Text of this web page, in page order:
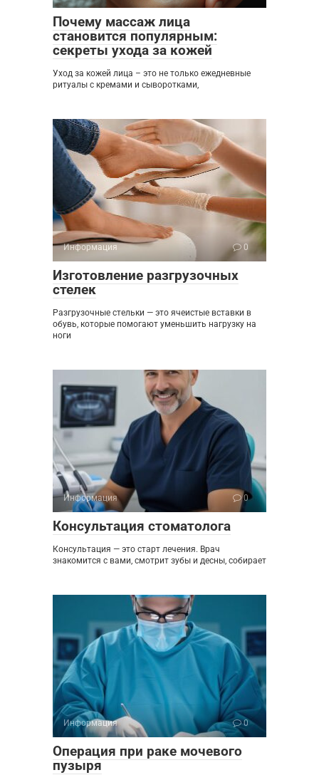
Почему массаж лица
становится популярным:
секреты ухода за кожей
Уход за кожей лица – это не только ежедневные
ритуалы с кремами и сыворотками,
Информация 0
Изготовление разгрузочных
стелек
Разгрузочные стельки — это ячеистые вставки в
обувь, которые помогают уменьшить нагрузку на
ноги
Информация 0
Консультация стоматолога
Консультация — это старт лечения. Врач
знакомится с вами, смотрит зубы и десны, собирает
Информация 0
Операция при раке мочевого
пузыря